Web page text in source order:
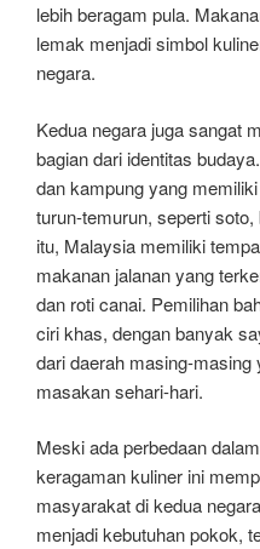
lebih beragam pula.
lemak menjadi simbol
negara.
Kedua negara juga sangat
bagian dari identitas
dan kampung yang
turun-temurun, seperti
itu, Malaysia memiliki
makanan jalanan yang
dan roti canai. Pemilihan
ciri khas, dengan banyak
dari daerah masing-masing
masakan sehari-hari.
Meski ada perbedaan
keragaman kuliner ini
masyarakat di kedua
menjadi kebutuhan pokok,